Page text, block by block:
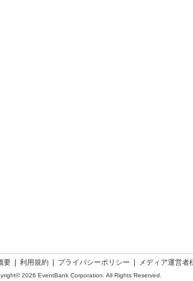
要 利用規約 プライバシーポリシー メディア運営者
2026 EventBank Corporation. All Rights Reserved.